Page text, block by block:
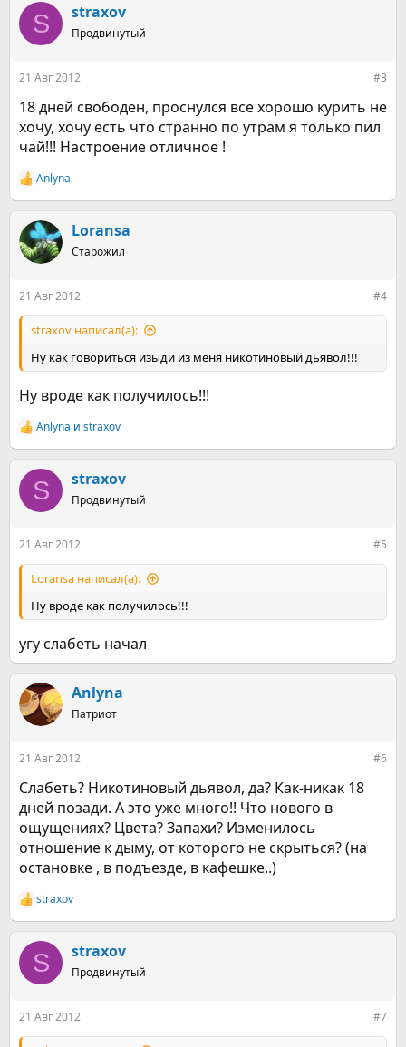
к
ц
и
S straxov
Продвинутый
21 Авг 2012 #3
18 дней свободен, проснулся все хорошо курить не
хочу, хочу есть что странно по утрам я только пил
чай!!! Настроение отличное !
Р
е
к
ц
и
Anlyna
Loransa
Старожил
21 Авг 2012 #4
straxov написал(а):
Ну как говориться изыди из меня никотиновый дьявол!!!
Ну вроде как получилось!!!
Р
е
к
ц
и
Anlyna и straxov
S straxov
Продвинутый
21 Авг 2012 #5
Loransa написал(а):
Ну вроде как получилось!!!
угу слабеть начал
Anlyna
Патриот
21 Авг 2012 #6
Слабеть? Никотиновый дьявол, да? Как-никак 18
дней позади. А это уже много!! Что нового в
ощущениях? Цвета? Запахи? Изменилось
отношение к дыму, от которого не скрыться? (на
остановке , в подъезде, в кафешке..)
Р
е
к
ц
и
straxov
S straxov
Продвинутый
21 Авг 2012 #7